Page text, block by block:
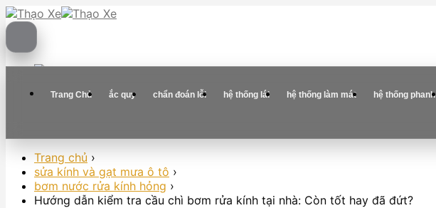
Skip
to
Trang Chủ ắc quy chẩn đoán lỗi hệ thống lái hệ thống làm mát hệ thống phanh
Trang chủ ›
sửa kính và gạt mưa ô tô ›
bơm nước rửa kính hỏng ›
Hướng dẫn kiểm tra cầu chì bơm rửa kính tại nhà: Còn tốt hay đã đứt?